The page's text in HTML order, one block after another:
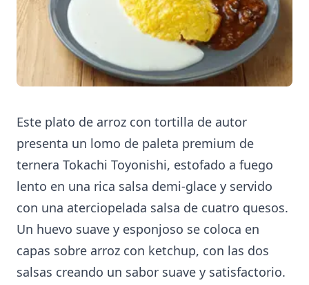
Este plato de arroz con tortilla de autor
presenta un lomo de paleta premium de
ternera Tokachi Toyonishi, estofado a fuego
lento en una rica salsa demi-glace y servido
con una aterciopelada salsa de cuatro quesos.
Un huevo suave y esponjoso se coloca en
capas sobre arroz con ketchup, con las dos
salsas creando un sabor suave y satisfactorio.